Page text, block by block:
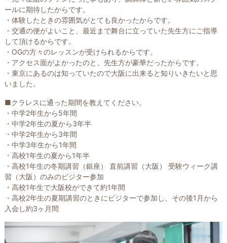
ールに期待したからです。
・体験したときの雰囲気がとても良かったからです。
・交通の便がよいこと、最近まで舞台に立っていた先生方にご指導
して頂けるからです。
・OGの方々のレッスンが受けられるからです。
・アクセス面がよかったのと、先生方が豪華だったからです。
・東京にあるのは知っていたので大阪に出来ると知りいきたいと思
いました。
■クラレスに通った期間を教えてください。
・中学2年生から5年間
・中学2年生の夏から3年半
・中学2年生から3年間
・中学3年生から1年間
・高校1年生の夏から1年半
・高校1年生の冬期講習（銀座） 直前講習（大阪） 受験ウィーク講
習（大阪）のみのビジター参加
・高校1年生で大阪校ができて約1年間
・高校2年生の夏期講習のときにビジターで参加し、その後1月から
入会し約3ヶ月間